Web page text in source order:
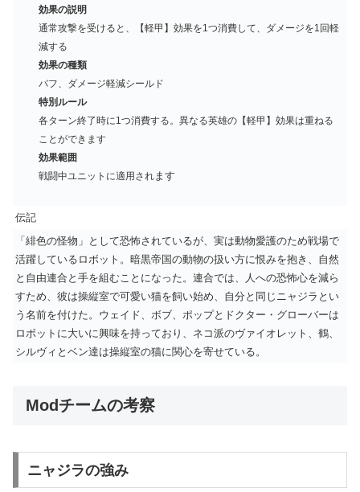
効果の説明
通常攻撃を受けると、【軽甲】効果を1つ消費して、ダメージを1回軽
減する
効果の種類
バフ、ダメージ軽減シールド
特別ルール
各ターン終了時に1つ消費する。異なる英雄の【軽甲】効果は重ねる
ことができます
効果範囲
戦闘中ユニットに適用されます
伝記
「緋色の怪物」として恐怖されているが、実は動物愛護のため戦場で
活躍しているロボット。暗黒帝国の動物の扱い方に恨みを抱き、自然
と自由連合と手を組むことになった。連合では、人への恐怖心を減ら
すため、彼は操縦室で可愛い猫を飼い始め、自分と同じニャジラとい
う名前を付けた。ウェイド、ボブ、ポップとドクター・グローバーは
ロボットに大いに興味を持っており、ネコ派のヴァイオレット、鶴、
シルヴィとベン達は操縦室の猫に関心を寄せている。
Modチームの考察
ニャジラの強み